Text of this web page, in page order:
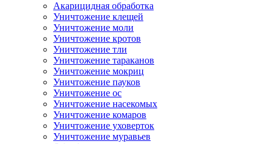
Акарицидная обработка
Уничтожение клещей
Уничтожение моли
Уничтожение кротов
Уничтожение тли
Уничтожение тараканов
Уничтожение мокриц
Уничтожение пауков
Уничтожение ос
Уничтожение насекомых
Уничтожение комаров
Уничтожение уховерток
Уничтожение муравьев